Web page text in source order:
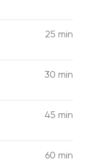
25 min
30 min
45 min
60 min